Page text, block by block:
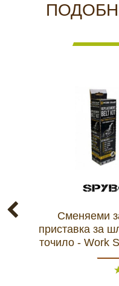
Сменяеми
приставка за
точило - Work